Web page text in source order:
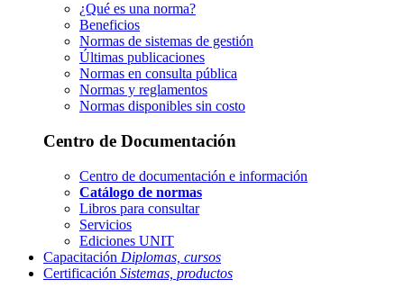
¿Qué es una norma?
Beneficios
Normas de sistemas de gestión
Últimas publicaciones
Normas en consulta pública
Normas y reglamentos
Normas disponibles sin costo
Centro de Documentación
Centro de documentación e información
Catálogo de normas
Libros para consultar
Servicios
Ediciones UNIT
Capacitación Diplomas, cursos
Certificación Sistemas, productos